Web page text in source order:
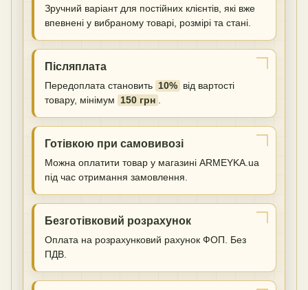
Зручний варіант для постійних клієнтів, які вже
впевнені у вибраному товарі, розмірі та стані.
Післяплата
Передоплата становить 10% від вартості
товару, мінімум 150 грн .
Готівкою при самовивозі
Можна оплатити товар у магазині ARMEYKA.ua
під час отримання замовлення.
Безготівковий розрахунок
Оплата на розрахунковий рахунок ФОП. Без
ПДВ.